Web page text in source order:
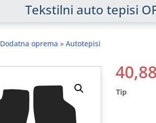
Tekstilni auto tepisi
Dodatna oprema »Autotepisi
40,88
Tip